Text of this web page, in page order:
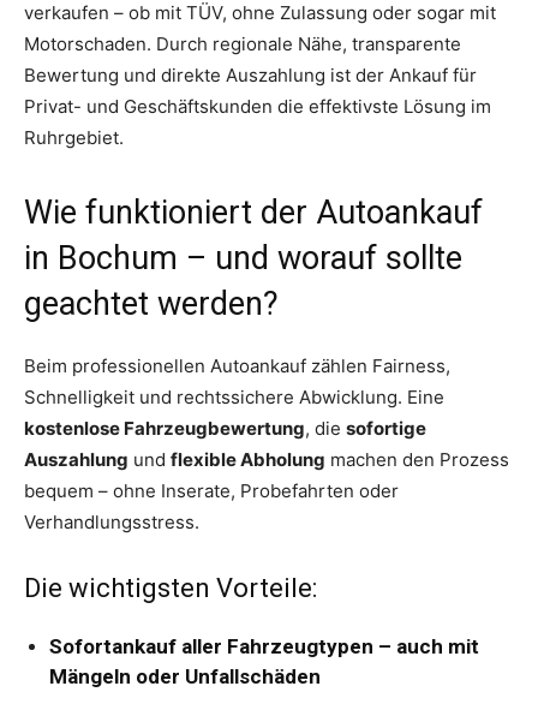
verkaufen – ob mit TÜV, ohne Zulassung oder sogar mit
Motorschaden. Durch regionale Nähe, transparente
Bewertung und direkte Auszahlung ist der Ankauf für
Privat- und Geschäftskunden die effektivste Lösung im
Ruhrgebiet.
Wie funktioniert der Autoankauf
in Bochum – und worauf sollte
geachtet werden?
Beim professionellen Autoankauf zählen Fairness,
Schnelligkeit und rechtssichere Abwicklung. Eine
kostenlose Fahrzeugbewertung, die sofortige
Auszahlung und flexible Abholung machen den Prozess
bequem – ohne Inserate, Probefahrten oder
Verhandlungsstress.
Die wichtigsten Vorteile:
Sofortankauf aller Fahrzeugtypen – auch mit
Mängeln oder Unfallschäden